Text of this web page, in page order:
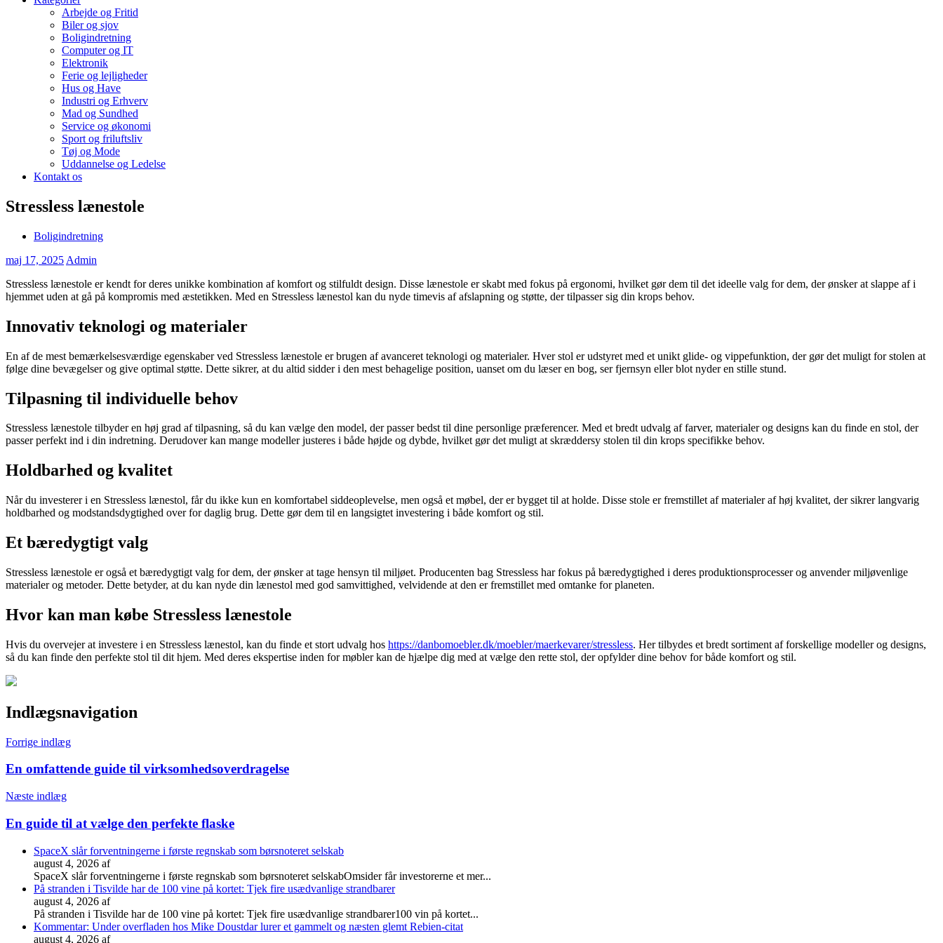
Arbejde og Fritid
Biler og sjov
Boligindretning
Computer og IT
Elektronik
Ferie og lejligheder
Hus og Have
Industri og Erhverv
Mad og Sundhed
Service og økonomi
Sport og friluftsliv
Tøj og Mode
Uddannelse og Ledelse
Kontakt os
Stressless lænestole
Boligindretning
maj 17, 2025 Admin
Stressless lænestole er kendt for deres unikke kombination af komfort og stilfuldt design. Disse lænestole er skabt med fokus på ergonomi, hvilket gør dem til det ideelle valg for dem, der ønsker at slappe af i
hjemmet uden at gå på kompromis med æstetikken. Med en Stressless lænestol kan du nyde timevis af afslapning og støtte, der tilpasser sig din krops behov.
Innovativ teknologi og materialer
En af de mest bemærkelsesværdige egenskaber ved Stressless lænestole er brugen af avanceret teknologi og materialer. Hver stol er udstyret med et unikt glide- og vippefunktion, der gør det muligt for stolen at
følge dine bevægelser og give optimal støtte. Dette sikrer, at du altid sidder i den mest behagelige position, uanset om du læser en bog, ser fjernsyn eller blot nyder en stille stund.
Tilpasning til individuelle behov
Stressless lænestole tilbyder en høj grad af tilpasning, så du kan vælge den model, der passer bedst til dine personlige præferencer. Med et bredt udvalg af farver, materialer og designs kan du finde en stol, der
passer perfekt ind i din indretning. Derudover kan mange modeller justeres i både højde og dybde, hvilket gør det muligt at skræddersy stolen til din krops specifikke behov.
Holdbarhed og kvalitet
Når du investerer i en Stressless lænestol, får du ikke kun en komfortabel siddeoplevelse, men også et møbel, der er bygget til at holde. Disse stole er fremstillet af materialer af høj kvalitet, der sikrer langvarig
holdbarhed og modstandsdygtighed over for daglig brug. Dette gør dem til en langsigtet investering i både komfort og stil.
Et bæredygtigt valg
Stressless lænestole er også et bæredygtigt valg for dem, der ønsker at tage hensyn til miljøet. Producenten bag Stressless har fokus på bæredygtighed i deres produktionsprocesser og anvender miljøvenlige
materialer og metoder. Dette betyder, at du kan nyde din lænestol med god samvittighed, velvidende at den er fremstillet med omtanke for planeten.
Hvor kan man købe Stressless lænestole
Hvis du overvejer at investere i en Stressless lænestol, kan du finde et stort udvalg hos https://danbomoebler.dk/moebler/maerkevarer/stressless. Her tilbydes et bredt sortiment af forskellige modeller og designs,
så du kan finde den perfekte stol til dit hjem. Med deres ekspertise inden for møbler kan de hjælpe dig med at vælge den rette stol, der opfylder dine behov for både komfort og stil.
Indlægsnavigation
Forrige indlæg
En omfattende guide til virksomhedsoverdragelse
Næste indlæg
En guide til at vælge den perfekte flaske
SpaceX slår forventningerne i første regnskab som børsnoteret selskab
august 4, 2026 af
SpaceX slår forventningerne i første regnskab som børsnoteret selskabOmsider får investorerne et mer...
På stranden i Tisvilde har de 100 vine på kortet: Tjek fire usædvanlige strandbarer
august 4, 2026 af
På stranden i Tisvilde har de 100 vine på kortet: Tjek fire usædvanlige strandbarer100 vin på kortet...
Kommentar: Under overfladen hos Mike Doustdar lurer et gammelt og næsten glemt Rebien-citat
august 4, 2026 af